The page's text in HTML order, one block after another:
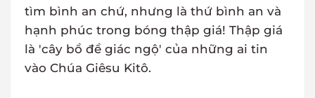
tìm bình an chứ, nhưng là thứ bình an và
hạnh phúc trong bóng thập giá! Thập giá
là 'cây bồ đề giác ngộ' của những ai tin
vào Chúa Giêsu Kitô.